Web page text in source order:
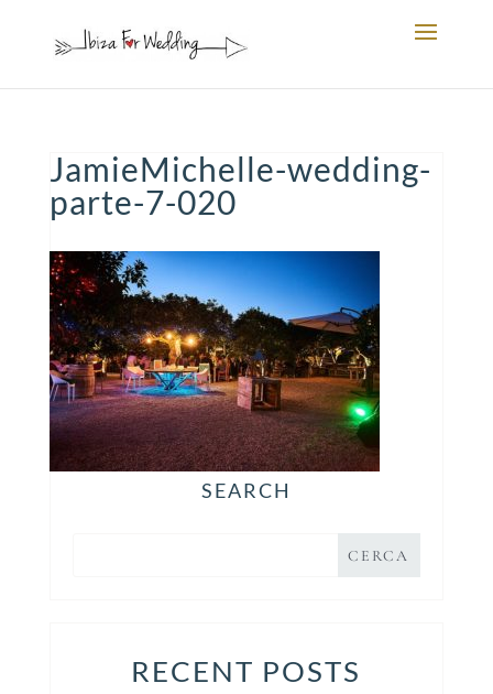
JamieMichelle-wedding-
parte-7-020
SEARCH
RECENT POSTS